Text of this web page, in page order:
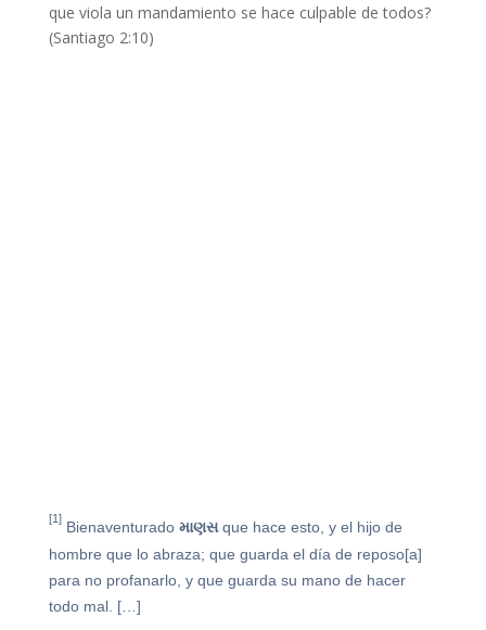
que viola un mandamiento se hace culpable de todos?
(Santiago 2:10)
[1]Bienaventurado માણસque hace esto, y el hijo de
hombre que lo abraza; que guarda el día de reposo[a]
para no profanarlo, y que guarda su mano de hacer
todo mal. […]